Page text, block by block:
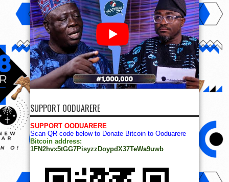
SUPPORT OODUARERE
SUPPORT OODUARERE
Scan QR code below to Donate Bitcoin to Ooduarere
Bitcoin address:
1FN2hvx5tGG7PisyzzDoypdX37TeWa9uwb